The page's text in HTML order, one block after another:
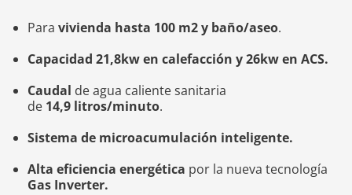
Para vivienda hasta 100 m2 y baño/aseo.
Capacidad 21,8kw en calefacción y 26kw en ACS.
Caudal de agua caliente sanitaria
de 14,9 litros/minuto.
Sistema de microacumulación inteligente.
Alta eficiencia energética por la nueva tecnología
Gas Inverter.